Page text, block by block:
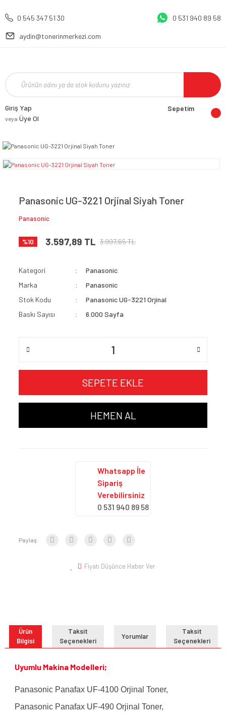
0 545 347 51 30 0 531 940 89 58
aydin@tonerinmerkezi.com
Giriş Yap
veya Üye Ol
Sepetim
Panasonic UG-3221 Orjinal Siyah Toner
Panasonic
%10 3.597,89 TL 3.997,65 TL
Kategori
Panasonic
Marka
Panasonic
Stok Kodu
Panasonic UG-3221 Orjinal
Baskı Sayısı
6.000 Sayfa
SEPETE EKLE
HEMEN AL
Whatsapp İle
Sipariş
Verebilirsiniz
0 531 940 89 58
Paylaş:
Fiyatı Düşünce Haber Ver
Ürün
Bilgisi
Taksit
Seçenekleri
Yorumlar
Taksit
Seçenekleri
Uyumlu Makina Modelleri;
Panasonic Panafax UF-4100 Orjinal Toner,
Panasonic Panafax UF-490 Orjinal Toner,